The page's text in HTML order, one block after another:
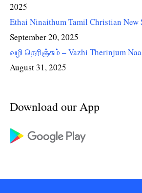
2025
Ethai Ninaithum Tamil Christian New
September 20, 2025
வழி தெரிஞ்சும் – Vazhi Therinjum
August 31, 2025
Download our App